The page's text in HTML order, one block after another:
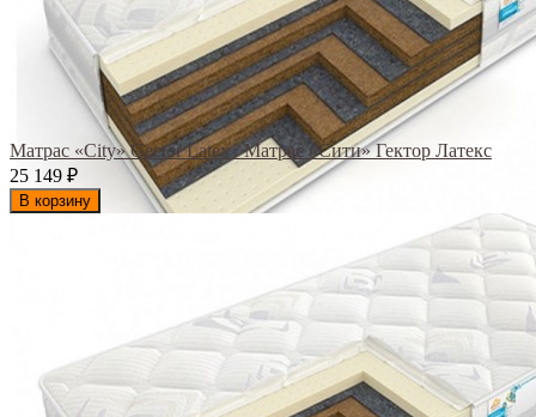
Матрас «City» Gector Latex / Матрас «Сити» Гектор Латекс
25 149 ₽
В корзину